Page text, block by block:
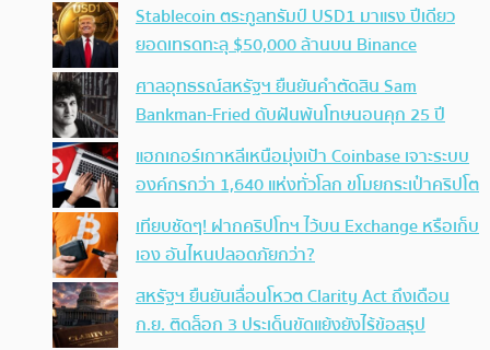
Stablecoin ตระกูลทรัมป์ USD1 มาแรง ปีเดียว
ยอดเทรดทะลุ $50,000 ล้านบน Binance
ศาลอุทธรณ์สหรัฐฯ ยืนยันคำตัดสิน Sam
Bankman-Fried ดับฝันพ้นโทษนอนคุก 25 ปี
แฮกเกอร์เกาหลีเหนือมุ่งเป้า Coinbase เจาะระบบ
องค์กรกว่า 1,640 แห่งทั่วโลก ขโมยกระเป๋าคริปโต
เทียบชัดๆ! ฝากคริปโทฯ ไว้บน Exchange หรือเก็บ
เอง อันไหนปลอดภัยกว่า?
สหรัฐฯ ยืนยันเลื่อนโหวต Clarity Act ถึงเดือน
ก.ย. ติดล็อก 3 ประเด็นขัดแย้งยังไร้ข้อสรุป